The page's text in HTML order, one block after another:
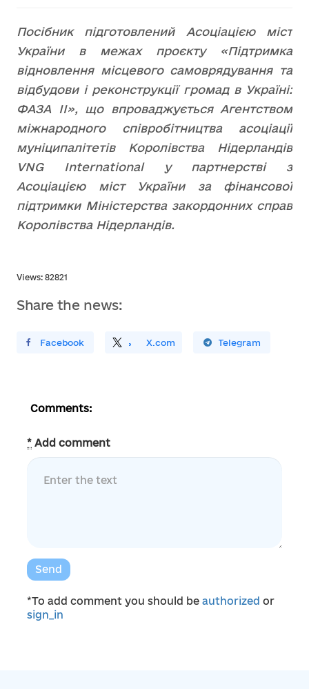
Посібник підготовлений Асоціацією міст
України в межах проєкту «Підтримка
відновлення місцевого самоврядування та
відбудови і реконструкції громад в Україні:
ФАЗА ІІ», що впроваджується Агентством
міжнародного співробітництва асоціації
муніципалітетів Королівства Нідерландів
VNG International у партнерстві з
Асоціацією міст України за фінансової
підтримки Міністерства закордонних справ
Королівства Нідерландів.
Views: 82821
Share the news:
У FacebookПоділитись X.com
Поширити У Telegram
Comments:
* Add comment
Send
*To add comment you should be authorized or
sign_in